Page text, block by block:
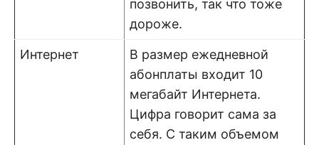
позвонить, так что тоже
дороже.
Интернет
В размер ежедневной
абонплаты входит 10
мегабайт Интернета.
Цифра говорит сама за
себя. С таким объемом